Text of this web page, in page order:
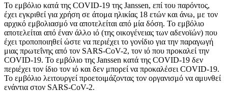
Το εμβόλιο κατά της COVID-19 της Janssen, επί του παρόντος,
έχει εγκριθεί για χρήση σε άτομα ηλικίας 18 ετών και άνω, με τον
αρχικό εμβολιασμό να αποτελείται από μία δόση. Το εμβόλιο
αποτελείται από έναν άλλο ιό (της οικογένειας των αδενοϊών) που
έχει τροποποιηθεί ώστε να περιέχει το γονίδιο για την παραγωγή
μιας πρωτεΐνης από τον SARS-CoV-2, τον ιό που προκαλεί την
COVID-19. Το εμβόλιο της Janssen κατά της COVID-19 δεν
περιέχει τον ίδιο τον ιό και δεν μπορεί να προκαλέσει COVID-19.
Το εμβόλιο λειτουργεί προετοιμάζοντας τον οργανισμό να αμυνθεί
ενάντια στον SARS-CoV-2.